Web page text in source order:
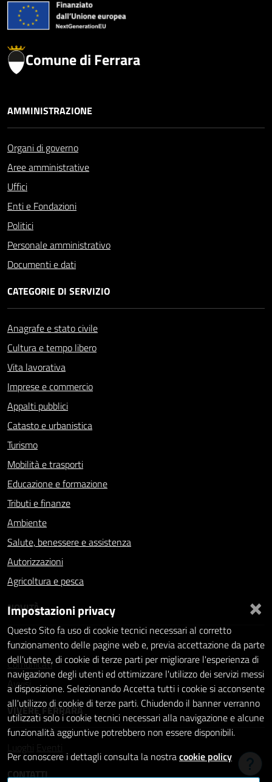
Comune di Ferrara
AMMINISTRAZIONE
Organi di governo
Aree amministrative
Uffici
Enti e Fondazioni
Politici
Personale amministrativo
Documenti e dati
CATEGORIE DI SERVIZIO
Anagrafe e stato civile
Cultura e tempo libero
Vita lavorativa
Imprese e commercio
Appalti pubblici
Catasto e urbanistica
Turismo
Mobilità e trasporti
Educazione e formazione
Tributi e finanze
Ambiente
Salute, benessere e assistenza
Autorizzazioni
Agricoltura e pesca
NOVITÀ
Notizie
Comunicati
Avvisi
VIVERE FERRARA
Luoghi
Eventi
CONTATTI
×
Impostazioni privacy
Questo Sito fa uso di cookie tecnici necessari al corretto
funzionamento delle pagine web e, previa accettazione da parte
dell'utente, di cookie di terze parti per migliorare l'esperienza di
navigazione degli utenti ed ottimizzare l'utilizzo dei servizi messi
a disposizione. Selezionando Accetta tutti i cookie si acconsente
all'utilizzo di cookie di terze parti. Chiudendo il banner verranno
utilizzati solo i cookie tecnici necessari alla navigazione e alcune
funzionalità aggiuntive potrebbero non essere disponibili.
Per conoscere i dettagli consulta la nostracookie policy
Hai